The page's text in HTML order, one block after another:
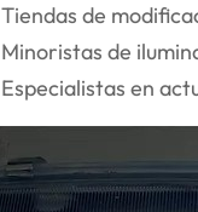
Tiendas de
Minoristas de
Especialistas en